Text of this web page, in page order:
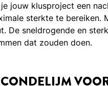
jouw klusproject een
sterkte te bereiken.
De sneldrogende en
dat zouden doen.